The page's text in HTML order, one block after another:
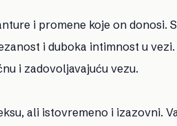
i promene koje on donosi.
i duboka intimnost u
i zadovoljavajuću vezu.
ali istovremeno i izazovni.